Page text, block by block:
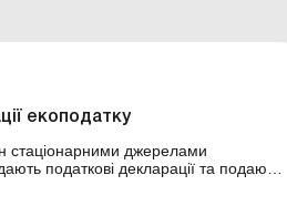
екоподатку
стаціонарними джерелами
податкові декларації та подають